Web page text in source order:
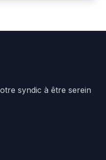
syndic à être serein